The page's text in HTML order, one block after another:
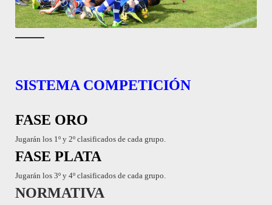
SISTEMA COMPETICIÓN
FASE ORO
Jugarán los 1º y 2º clasificados de cada grupo.
FASE PLATA
Jugarán los 3º y 4º clasificados de cada grupo.
NORMATIVA